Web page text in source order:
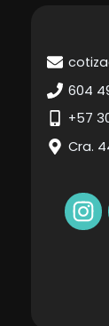
604
+57
Cra.